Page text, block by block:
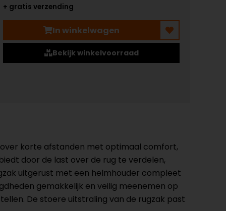
+ gratis verzending
In winkelwagen
Bekijk winkelvoorraad
korte afstanden met optimaal comfort,
door de last over de rug te verdelen,
uitgerust met een helmhouder compleet
gemakkelijk en veilig meenemen op
De stoere uitstraling van de rugzak past